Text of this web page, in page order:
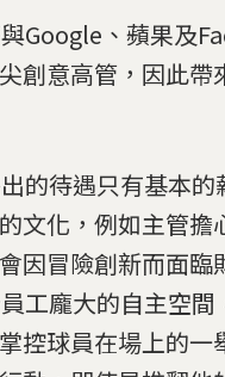
Google、蘋果及
創意高管，因此帶
的待遇只有基本的
文化，例如主管擔
因冒險創新而面臨
工龐大的自主空間
控球員在場上的一